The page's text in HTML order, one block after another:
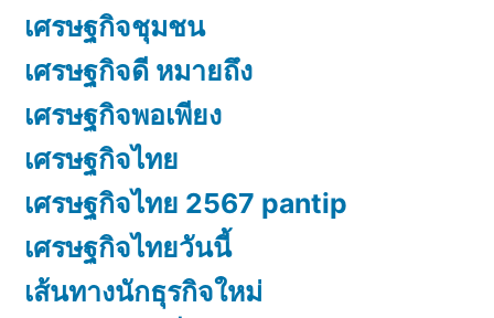
เศรษฐกิจชุมชน
เศรษฐกิจดี หมายถึง
เศรษฐกิจพอเพียง
เศรษฐกิจไทย
เศรษฐกิจไทย 2567 pantip
เศรษฐกิจไทยวันนี้
เส้นทางนักธุรกิจใหม่